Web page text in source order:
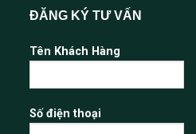
ĐĂNG KÝ TƯ VẤN
Tên Khách Hàng
Số điện thoại